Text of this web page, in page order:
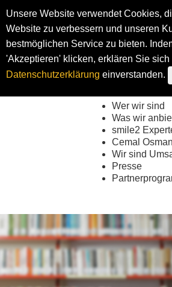
Wer wir sind
Was wir
smile2
Cemal
Wir sind
Presse
Unsere Website verwendet Cookies,
Website zu verbessern und unseren
bestmöglichen Service zu bieten.
'Akzeptieren' klicken, erklären Sie sich
Datenschutzerklärung einverstanden.